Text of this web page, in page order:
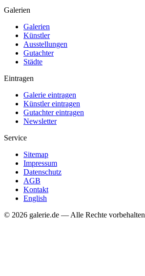
Galerien
Galerien
Künstler
Ausstellungen
Gutachter
Städte
Eintragen
Galerie eintragen
Künstler eintragen
Gutachter eintragen
Newsletter
Service
Sitemap
Impressum
Datenschutz
AGB
Kontakt
English
© 2026 galerie.de — Alle Rechte vorbehalten